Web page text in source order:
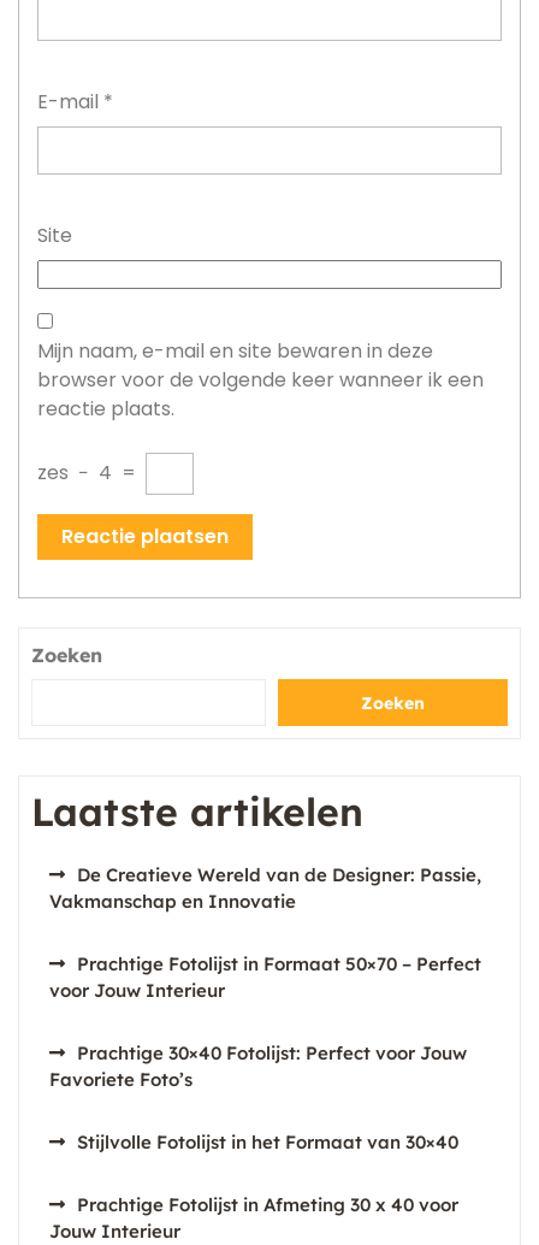
E-mail *
Site
Mijn naam, e-mail en site bewaren in deze
browser voor de volgende keer wanneer ik een
reactie plaats.
zes − 4 =
Zoeken
Zoeken
Laatste artikelen
De Creatieve Wereld van de Designer: Passie,
Vakmanschap en Innovatie
Prachtige Fotolijst in Formaat 50×70 – Perfect
voor Jouw Interieur
Prachtige 30×40 Fotolijst: Perfect voor Jouw
Favoriete Foto’s
Stijlvolle Fotolijst in het Formaat van 30×40
Prachtige Fotolijst in Afmeting 30 x 40 voor
Jouw Interieur